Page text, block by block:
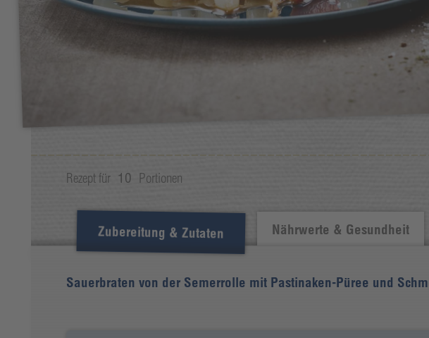
Rezept für 10 Portionen
Zubereitung & Zutaten Nährwerte & Gesundheit
Sauerbraten von der Semerrolle mit Pastinaken-Püree und